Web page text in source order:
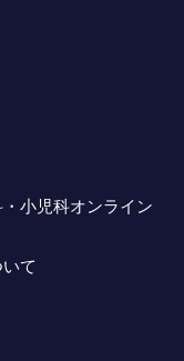
小児科オンライン
て